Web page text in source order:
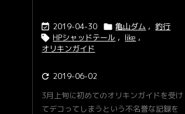
 2019-04-30  亀山ダム , 釣行
 HPシャッドテール , like ,
オリキンガイド
 2019-06-02
3月上旬に初めてのオリキンガイドを受け
てデコってしまうという不名誉な記録を